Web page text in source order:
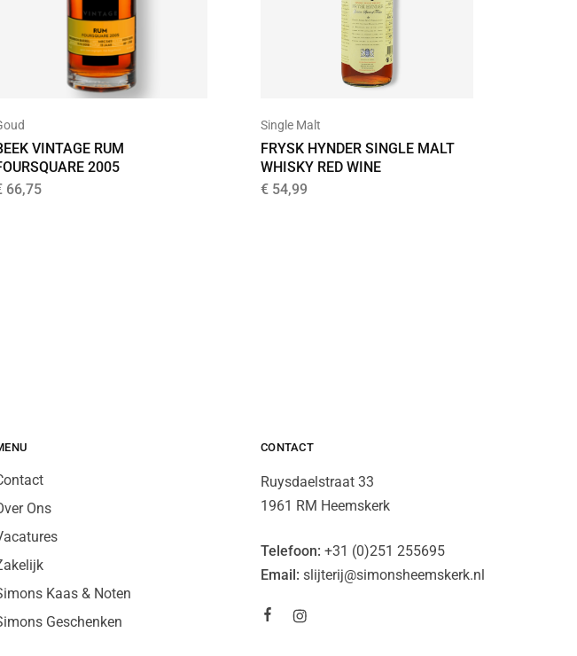
VINTAGE RUM
2005
66,75
Single Malt
FRYSK HYNDER SINGLE MALT
WHISKY RED WINE
€ 54,99
Ons
Kaas & Noten
Geschenken
CONTACT
Ruysdaelstraat 33
1961 RM Heemskerk
Telefoon: +31 (0)251 255695
Email: slijterij@simonsheemskerk.nl